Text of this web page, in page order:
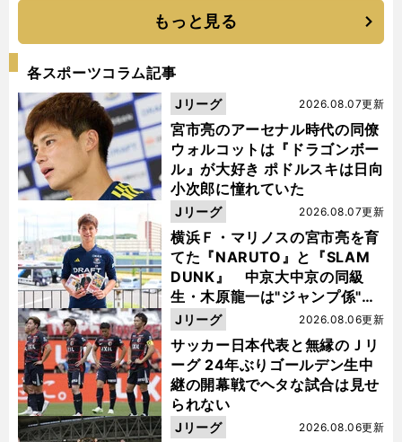
もっと見る
各スポーツコラム記事
宮市亮のアーセナル時代の同僚
ウォルコットは『ドラゴンボー
ル』が大好き ポドルスキは日向
小次郎に憧れていた
2026.08.07更新
Jリーグ
横浜Ｆ・マリノスの宮市亮を育
てた『NARUTO』と『SLAM
DUNK』 中京大中京の同級
生・木原龍一は"ジャンプ係"だ
った
2026.08.07更新
Jリーグ
サッカー日本代表と無縁のＪリ
ーグ 24年ぶりゴールデン生中
継の開幕戦でヘタな試合は見せ
られない
2026.08.06更新
Jリーグ
2026.08.06更新
Jリーグ